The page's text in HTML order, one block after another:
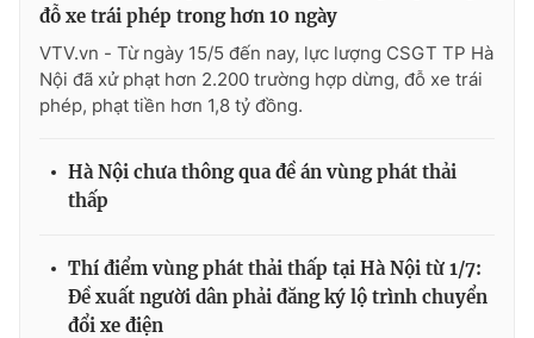
đỗ xe trái phép trong hơn 10 ngày
VTV.vn - Từ ngày 15/5 đến nay, lực lượng CSGT TP Hà
Nội đã xử phạt hơn 2.200 trường hợp dừng, đỗ xe trái
phép, phạt tiền hơn 1,8 tỷ đồng.
Hà Nội chưa thông qua đề án vùng phát thải
thấp
Thí điểm vùng phát thải thấp tại Hà Nội từ 1/7:
Đề xuất người dân phải đăng ký lộ trình chuyển
đổi xe điện